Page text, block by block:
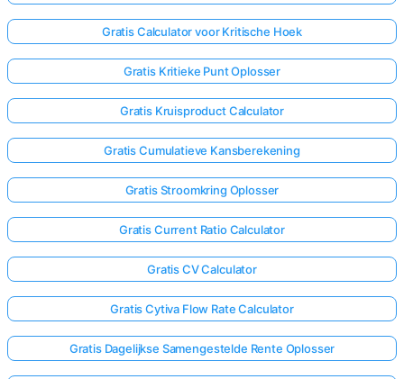
Gratis Calculator voor Kritische Hoek
Gratis Kritieke Punt Oplosser
Gratis Kruisproduct Calculator
Gratis Cumulatieve Kansberekening
Gratis Stroomkring Oplosser
Gratis Current Ratio Calculator
Gratis CV Calculator
Gratis Cytiva Flow Rate Calculator
Gratis Dagelijkse Samengestelde Rente Oplosser